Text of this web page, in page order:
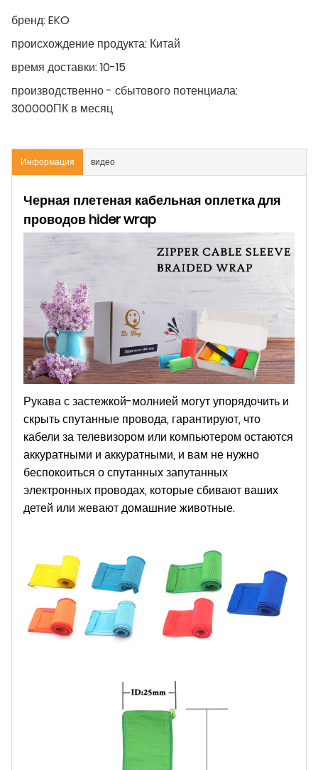
бренд:EKO
происхождение продукта: Китай
время доставки:10-15
производственно - сбытового потенциала:
300000ПК в месяц
Информация видео
Черная плетеная кабельная оплетка для
проводов hider wrap
Рукава с застежкой-молнией могут упорядочить и
скрыть спутанные провода, гарантируют, что
кабели за телевизором или компьютером остаются
аккуратными и аккуратными, и вам не нужно
беспокоиться о спутанных запутанных
электронных проводах, которые сбивают ваших
детей или жевают домашние животные.